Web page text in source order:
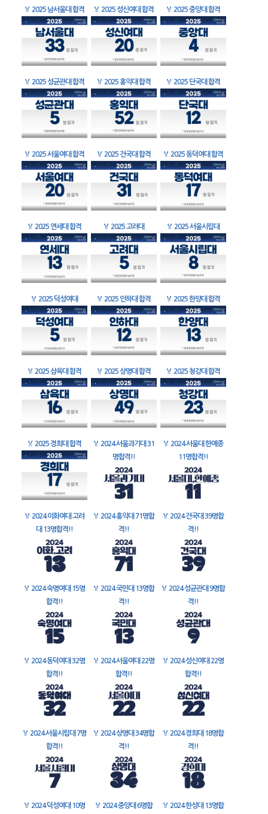
🏅 2025 남서울대 합격 🏅 2025 성신여대 합격 🏅 2025 중앙대 합격
🏅 2025 성균관대 합격 🏅 2025 홍익대 합격 🏅 2025 단국대 합격
🏅 2025 서울여대 합격 🏅 2025 건국대 합격 🏅 2025 동덕여대 합격
🏅 2025 연세대 합격 🏅 2025 고려대 🏅 2025 서울시립대
🏅 2025 덕성여대 🏅 2025 인하대 합격 🏅 2025 한양대 합격
🏅 2025 삼육대 합격 🏅 2025 상명대 합격 🏅 2025 청강대 합격
🏅 2025 경희대 합격 🏅 2024 서울과기대 31
명합격!!
🏅 2024 서울대 한예종
11명합격!!
🏅 2024 이화여대 고려
대 13명합격!!
🏅 2024 홍익대 71명합
격!!
🏅 2024 건국대 39명합
격!!
🏅 2024 숙명여대 15명
합격!!
🏅 2024 국민대 13명합
격!!
🏅 2024 성균관대 9명합
격!!
🏅 2024 동덕여대 32명
합격!!
🏅 2024 서울여대 22명
합격!!
🏅 2024 성신여대 22명
합격!!
🏅 2024 서울시립대 7명
합격!!
🏅 2024 상명대 34명합
격!!
🏅 2024 경희대 18명합
격!!
🏅 2024 덕성여대 10명
🏅 2024 중앙대 6명합
🏅 2024 한성대 13명합